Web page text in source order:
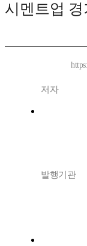
시멘트업
저자
발행기관